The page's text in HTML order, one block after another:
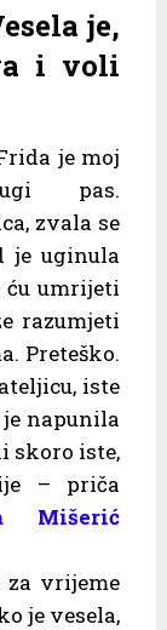
je,
i voli
je moj
pas.
zvala se
je uginula
umrijeti
razumjeti
Preteško.
iste
napunila
skoro iste,
– priča
Mišerić
za vrijeme
je vesela,